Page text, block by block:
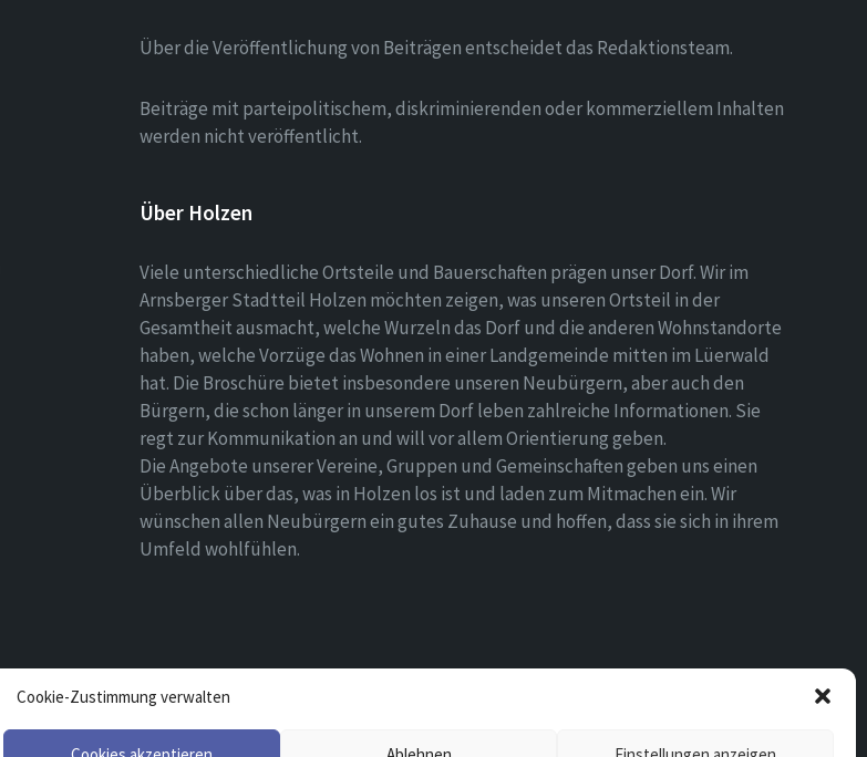
Cookie-Zustimmung verwalten
Über die Veröffentlichung von Beiträgen entscheidet das Redaktionsteam.
Beiträge mit parteipolitischem, diskriminierenden oder kommerziellem Inhalten
werden nicht veröffentlicht.
Über Holzen
Viele unterschiedliche Ortsteile und Bauerschaften prägen unser Dorf. Wir im
Arnsberger Stadtteil Holzen möchten zeigen, was unseren Ortsteil in der
Gesamtheit ausmacht, welche Wurzeln das Dorf und die anderen Wohnstandorte
haben, welche Vorzüge das Wohnen in einer Landgemeinde mitten im Lüerwald
hat. Die Broschüre bietet insbesondere unseren Neubürgern, aber auch den
Bürgern, die schon länger in unserem Dorf leben zahlreiche Informationen. Sie
regt zur Kommunikation an und will vor allem Orientierung geben.
Die Angebote unserer Vereine, Gruppen und Gemeinschaften geben uns einen
Überblick über das, was in Holzen los ist und laden zum Mitmachen ein. Wir
wünschen allen Neubürgern ein gutes Zuhause und hoffen, dass sie sich in ihrem
Umfeld wohlfühlen.